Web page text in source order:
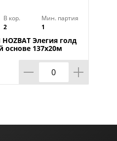
В кор.
2
Мин. партия
1
Элегия голд
основе 137х20м